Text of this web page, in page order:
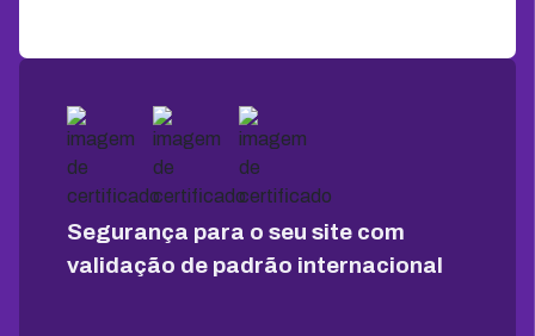
Segurança para o seu site com
validação de padrão internacional